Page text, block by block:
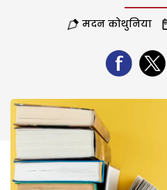
मदन कोथुनिया